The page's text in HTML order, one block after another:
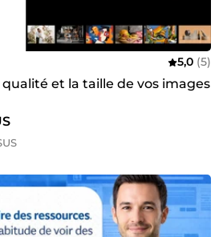
5,0 (5)
et la taille de vos images